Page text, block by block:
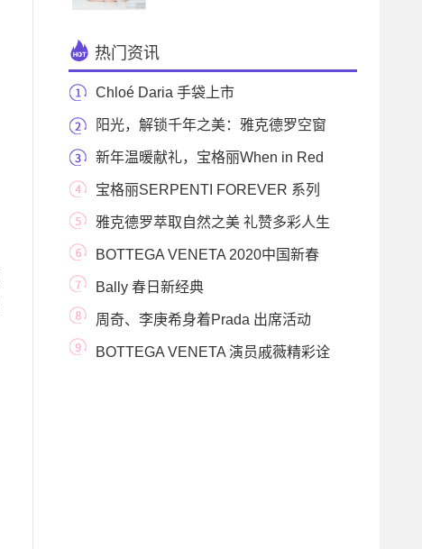
热门资讯
Chloé Daria 手袋上市
阳光，解锁千年之美：雅克德罗空窗
珐琅时分小
新年温暖献礼，宝格丽When in Red
系列点燃绚烂红色
宝格丽SERPENTI FOREVER 系列
2020情人节特献 ——灵蛇
雅克德罗萃取自然之美 礼赞多彩人生
传奇故事BOTTEGA VENETA 2020中国新春
佳节 Bally 春日新经典
周奇、李庚希身着Prada 出席活动
BOTTEGA VENETA 演员戚薇精彩诠